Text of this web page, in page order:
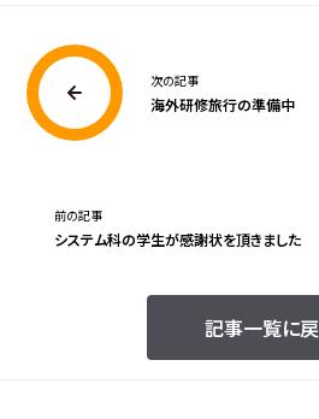
次の記事
海外研修旅行の準備中
記事一覧に
前の記事
システム科の学生が感謝状を頂きました